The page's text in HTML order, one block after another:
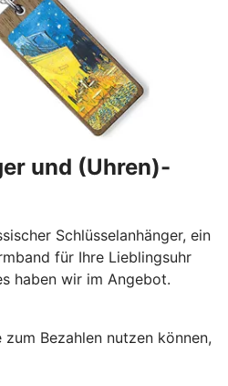
und (Uhren)-
Schlüsselanhänger, ein
für Ihre Lieblingsuhr
haben wir im Angebot.
Bezahlen nutzen können,